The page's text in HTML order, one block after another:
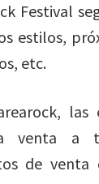
Festival
estilos,
etc.
la venta
de venta